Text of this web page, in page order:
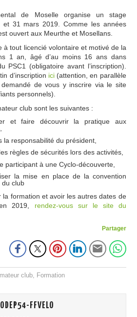
de Moselle organise un stage
et 31 mars 2019. Comme les années
ouvert aux Meurthe et Mosellans.
à tout licencié volontaire et motivé de la
1 an, âgé d’au moins 16 ans dans
PSC1 (obligatoire avant l’inscription).
d’inscription ici(attention, en parallèle
de vous y inscrire via le site
personnels).
club sont les suivantes :
et faire découvrir la pratique aux
la responsabilité du président,
règles de sécurités lors des activités,
participant à une Cyclo-découverte,
la mise en place de la convention
du club
la formation et avoir les autres dates de
2019, rendez-vous sur le site du
Partager
club, Formation
FFVELO